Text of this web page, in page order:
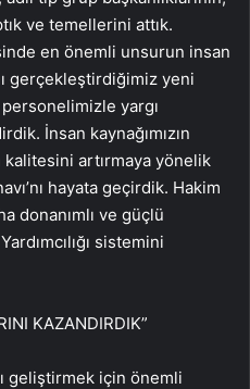
ve temellerini attık.
en önemli unsurun insan
gerçekleştirdiğimiz yeni
personelimizle yargı
İnsan kaynağımızın
artırmaya yönelik
hayata geçirdik. Hakim
donanımlı ve güçlü
sistemini
KAZANDIRDIK”
geliştirmek için önemli